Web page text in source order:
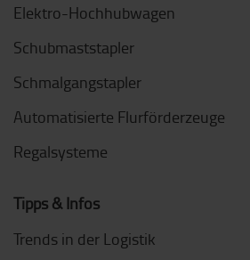
Elektro-Hochhubwagen
Schubmaststapler
Schmalgangstapler
Automatisierte Flurförderzeuge
Regalsysteme
Tipps & Infos
Trends in der Logistik